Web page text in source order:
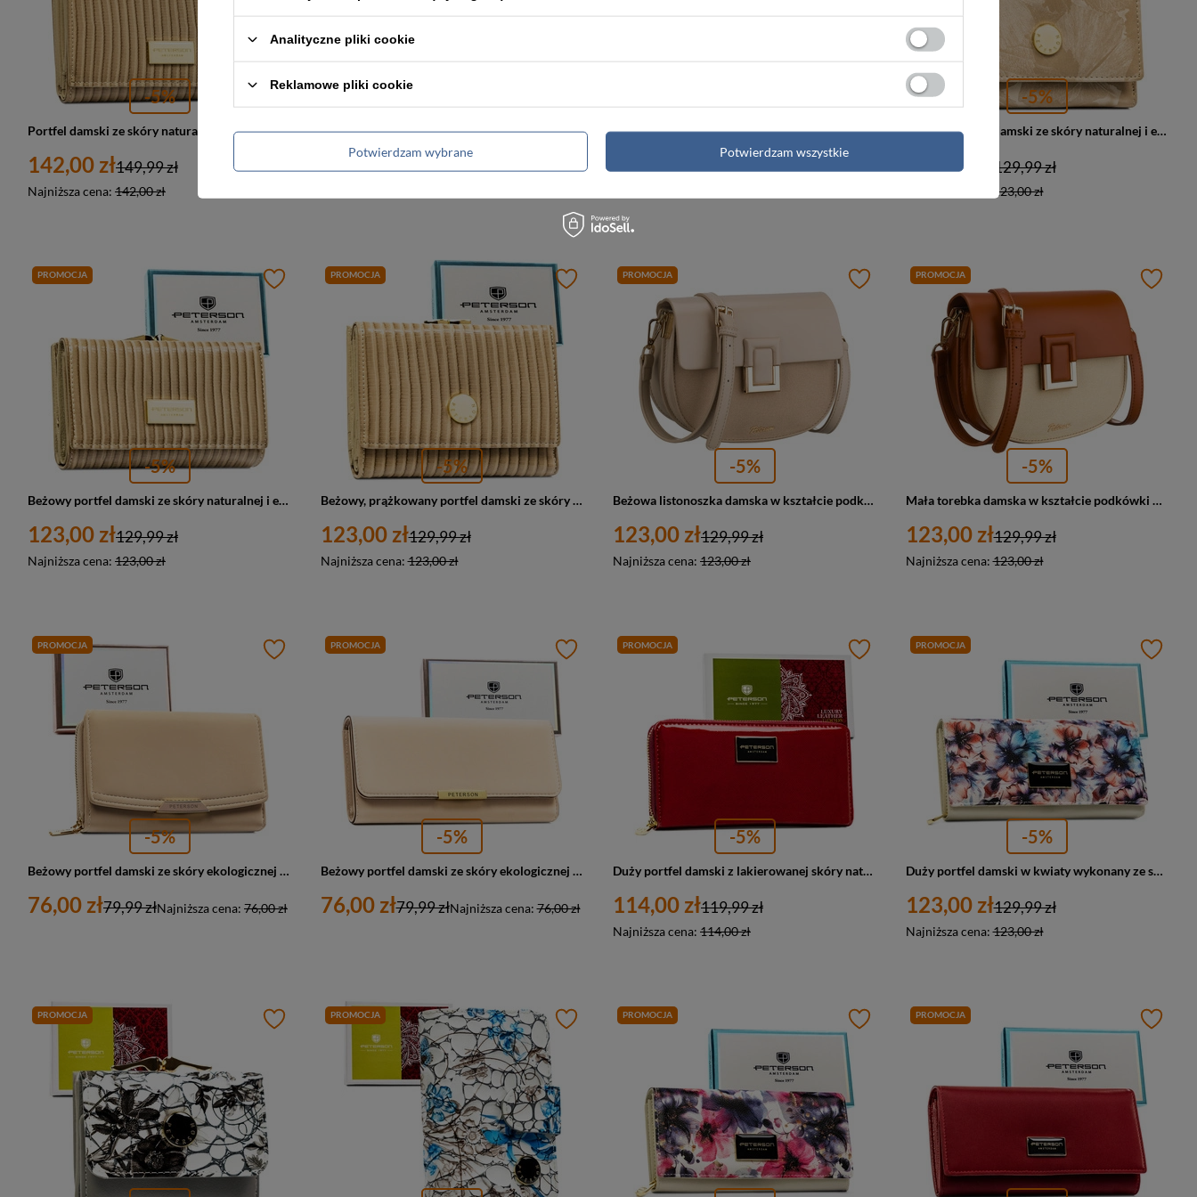
-5%
Portfel damski ze skóry naturalnej i ekologicznej w beżowym kolorze ze wzorem plecionki - Peterson
142,00 zł
Najniższa cena: 142,00 zł
149,99 zł
Elegancki, czerwony portfel damski ze skóry naturalnej i ekologicznej - Peterson
123,00 zł129,99 zł
Elegancki portfel damski ze skóry naturalnej i ekologicznej w czarnym kolorze - Peterson
129,99 zł
-5%
Beżowy portfel damski ze skóry naturalnej i ekologicznej pokryty roślinnym wzorem - Peterson
123,00 zł
123,00 zł
129,99 zł
PROMOCJA
-5%
Beżowy portfel damski ze skóry naturalnej i ekologicznej z prążkowaną fakturą - Peterson
123,00 zł
Najniższa cena: 123,00 zł
129,99 zł
PROMOCJA
-5%
Beżowy, prążkowany portfel damski ze skóry naturalnej i ekologicznej - Peterson
123,00 zł
Najniższa cena:123,00 zł
129,99 zł
PROMOCJA
-5%
Beżowa listonoszka damska w kształcie podkówki zamykana klipsem magnetycznym - Peterson
123,00 zł
Najniższa cena: 123,00 zł
129,99 zł
PROMOCJA
-5%
Mała torebka damska w kształcie podkówki w kolorach ecru i brązowym, zamykana klipsem magnetycznym - Peterson
123,00 zł
Najniższa cena:123,00 zł
129,99 zł
PROMOCJA
-5%
Beżowy portfel damski ze skóry ekologicznej w orientacji poziomej - Peterson
76,00 zł Najniższa cena: 76,00 zł
79,99 zł
PROMOCJA
-5%
Beżowy portfel damski ze skóry ekologicznej zamykany na zatrzask - Peterson
76,00 zł Najniższa cena:76,00 zł
79,99 zł
PROMOCJA
-5%
Duży portfel damski z lakierowanej skóry naturalnej w czerwonym kolorze zamykany suwakiem - Peterson
114,00 zł
Najniższa cena: 114,00 zł
119,99 zł
PROMOCJA
-5%
Duży portfel damski w kwiaty wykonany ze skóry naturalnej i ekologicznej, zamykany zatrzaskiem - Peterson
123,00 zł
Najniższa cena:123,00 zł
129,99 zł
PROMOCJA PROMOCJA PROMOCJA PROMOCJA
Analityczne pliki cookie
Reklamowe pliki cookie
Potwierdzam wybrane Potwierdzam wszystkie